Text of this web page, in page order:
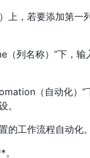
上，若要添加第一
（列名称）”下，输
（自动化）
。
的工作流程自动化。